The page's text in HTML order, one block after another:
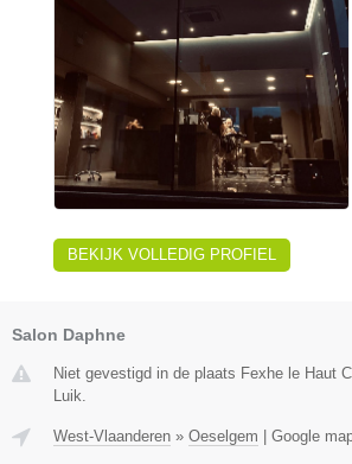
BEKIJK VOLLEDIG PROFIEL
Salon Daphne
Niet gevestigd in de plaats Fexhe le Haut
Luik.
West-Vlaanderen » Oeselgem Google